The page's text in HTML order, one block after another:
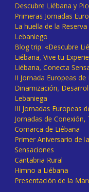
Descubre Liébana y
Primeras Jornadas
La huella de la
Lebaniego
Blog trip: «Descubre
Liébana, Vive tu
Liébana, Conecta
II Jornada Europeas
Dinamización,
Lebaniega
III Jornadas Europeas
Jornadas de
Comarca de Liébana
Primer Aniversario de
Sensaciones
Cantabria Rural
Himno a Liébana
Presentación de la